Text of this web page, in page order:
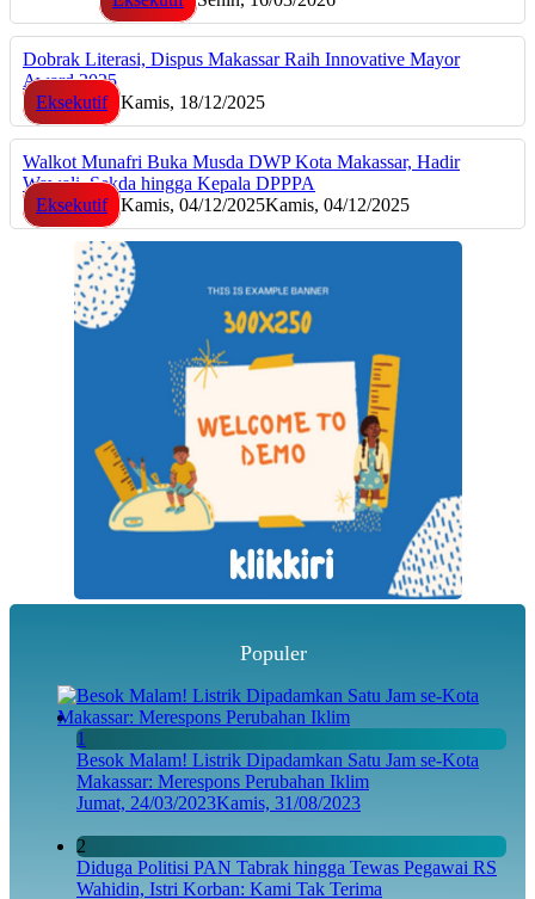
Dobrak Literasi, Dispus Makassar Raih Innovative Mayor
Award 2025
Eksekutif
Kamis, 18/12/2025
Walkot Munafri Buka Musda DWP Kota Makassar, Hadir
Wawali, Sekda hingga Kepala DPPPA
Eksekutif
Kamis, 04/12/2025Kamis, 04/12/2025
Populer
1
Besok Malam! Listrik Dipadamkan Satu Jam se-Kota
Makassar: Merespons Perubahan Iklim
Jumat, 24/03/2023Kamis, 31/08/2023
2
Diduga Politisi PAN Tabrak hingga Tewas Pegawai RS
Wahidin, Istri Korban: Kami Tak Terima